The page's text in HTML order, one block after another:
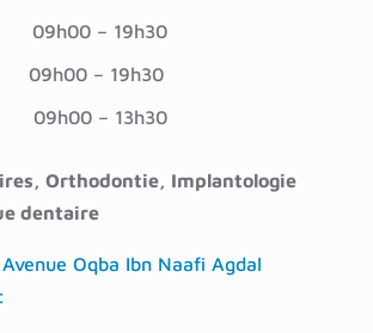
09h00 – 19h30
09h00 – 19h30
09h00 – 13h30
Orthodontie, Implantologie
dentaire
Oqba Ibn Naafi Agdal